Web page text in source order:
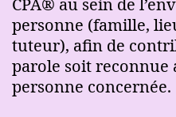
CPA® au sein de
personne (famille,
tuteur), afin de
parole soit reconnue
personne concernée.